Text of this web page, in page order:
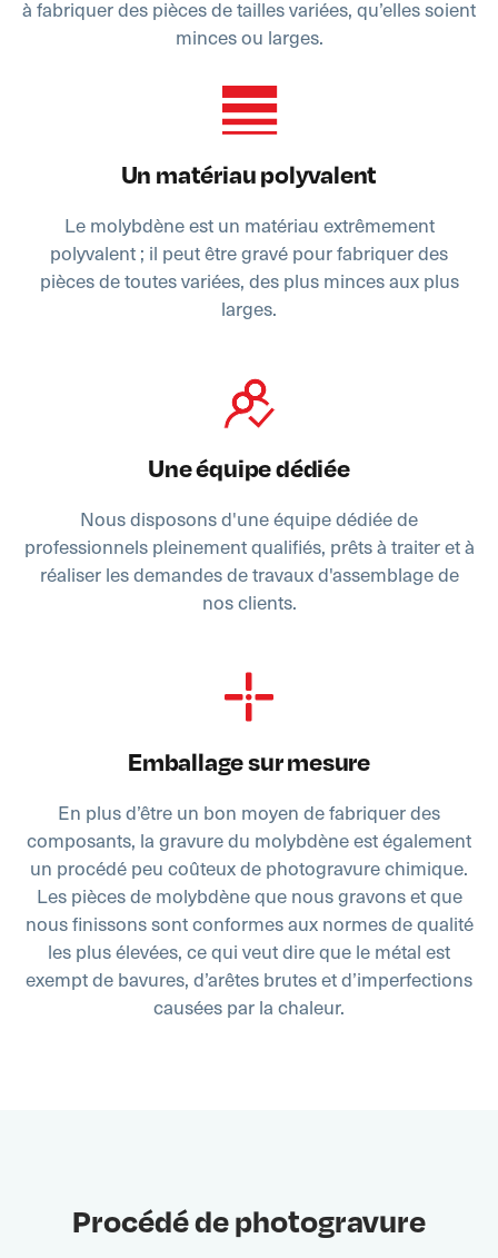
à fabriquer des pièces de tailles variées, qu’elles soient
minces ou larges.
Un matériau polyvalent
Le molybdène est un matériau extrêmement
polyvalent ; il peut être gravé pour fabriquer des
pièces de toutes variées, des plus minces aux plus
larges.
Une équipe dédiée
Nous disposons d'une équipe dédiée de
professionnels pleinement qualifiés, prêts à traiter et à
réaliser les demandes de travaux d'assemblage de
nos clients.
Emballage sur mesure
En plus d’être un bon moyen de fabriquer des
composants, la gravure du molybdène est également
un procédé peu coûteux de photogravure chimique.
Les pièces de molybdène que nous gravons et que
nous finissons sont conformes aux normes de qualité
les plus élevées, ce qui veut dire que le métal est
exempt de bavures, d’arêtes brutes et d’imperfections
causées par la chaleur.
Procédé de photogravure